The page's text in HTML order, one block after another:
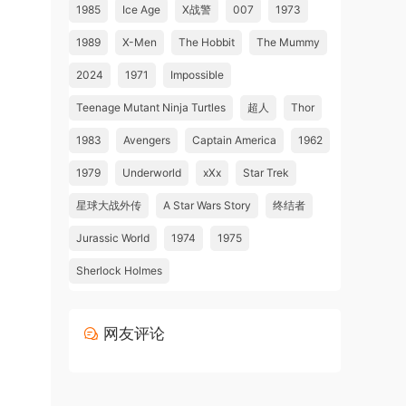
1985 Ice Age X战警 007 1973
1989 X-Men The Hobbit The Mummy
2024 1971 Impossible
Teenage Mutant Ninja Turtles 超人 Thor
1983 Avengers Captain America 1962
1979 Underworld xXx Star Trek
星球大战外传 A Star Wars Story 终结者
Jurassic World 1974 1975
Sherlock Holmes
网友评论